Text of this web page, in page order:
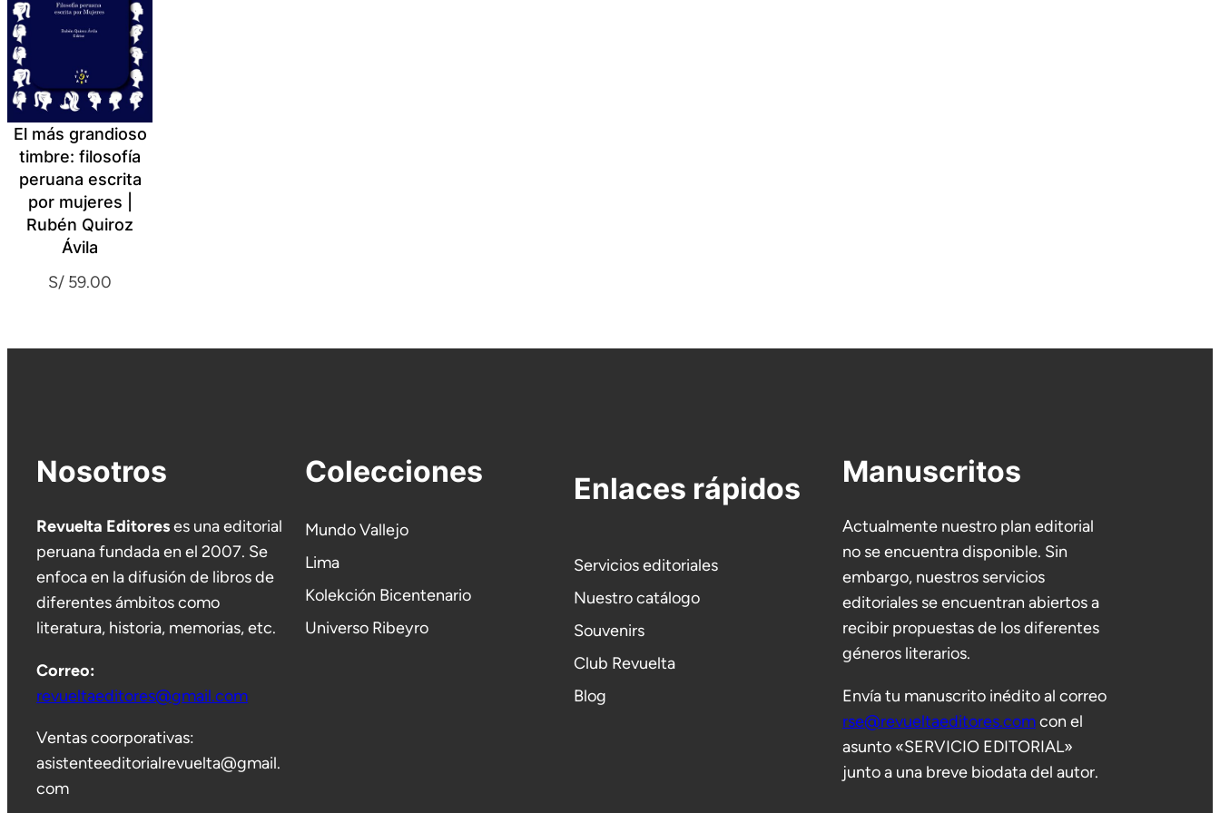
El más grandioso
timbre: filosofía
peruana escrita
por mujeres |
Rubén Quiroz
Ávila
S/ 59.00
Nosotros
Revuelta Editoreses una editorial
peruana fundada en el 2007. Se
enfoca en la difusión de libros de
diferentes ámbitos como
literatura, historia, memorias, etc.
Correo:
revueltaeditores@gmail.com
Ventas coorporativas:
asistenteeditorialrevuelta@gmail.
com
Colecciones
Mundo Vallejo
Lima
Kolekción Bicentenario
Universo Ribeyro
Enlaces rápidos
Servicios editoriales
Nuestro catálogo
Souvenirs
Club Revuelta
Blog
Manuscritos
Actualmente nuestro plan editorial
no se encuentra disponible. Sin
embargo, nuestros servicios
editoriales se encuentran abiertos a
recibir propuestas de los diferentes
géneros literarios.
Envía tu manuscrito inédito al correo
rse@revueltaeditores.comcon el
asunto «SERVICIO EDITORIAL»
junto a una breve biodata del autor.